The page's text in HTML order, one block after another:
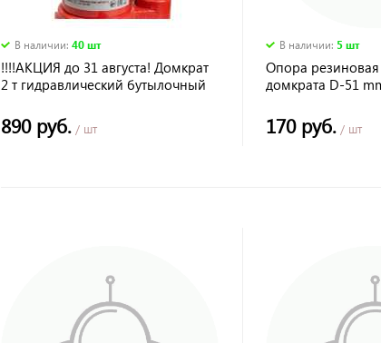
В наличии: 40 шт
!!!!АКЦИЯ до 31 августа! Домкрат
2 т гидравлический бутылочный
890 руб. / шт
В наличии: 5 шт
Опора резиновая
домкрата D-51
170 руб./ шт